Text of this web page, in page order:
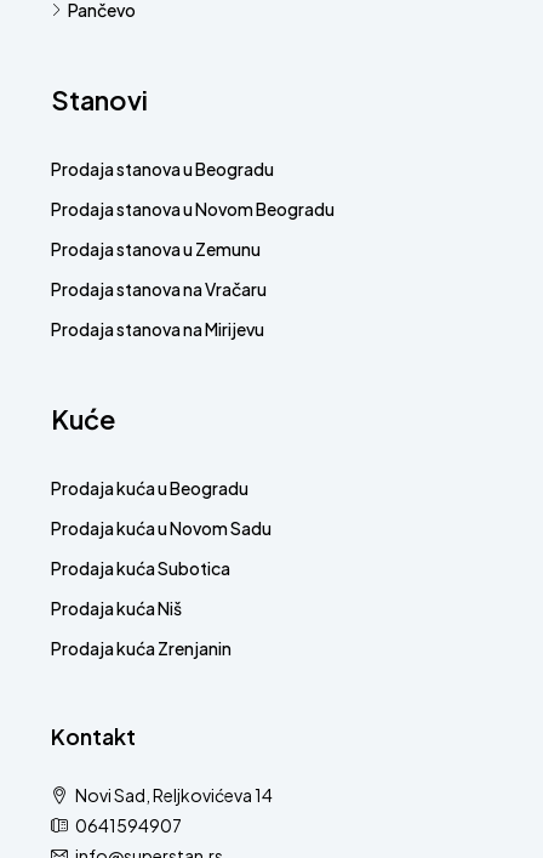
Pančevo
Stanovi
Prodaja stanova u Beogradu
Prodaja stanova u Novom Beogradu
Prodaja stanova u Zemunu
Prodaja stanova na Vračaru
Prodaja stanova na Mirijevu
Kuće
Prodaja kuća u Beogradu
Prodaja kuća u Novom Sadu
Prodaja kuća Subotica
Prodaja kuća Niš
Prodaja kuća Zrenjanin
Kontakt
Novi Sad, Reljkovićeva 14
0641594907